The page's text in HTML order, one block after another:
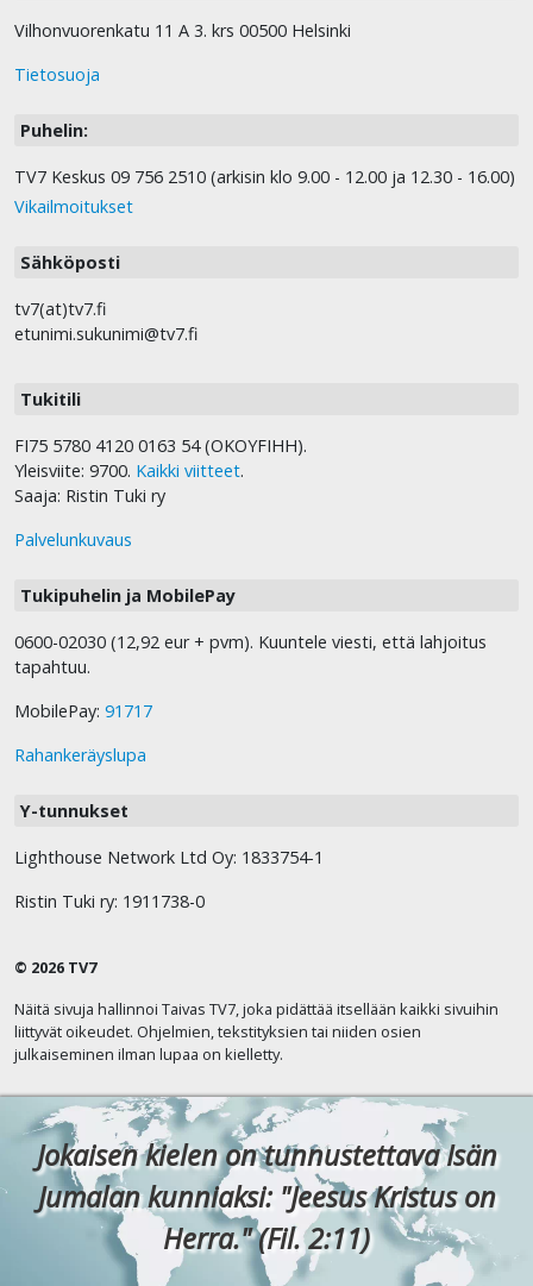
Vilhonvuorenkatu 11 A 3. krs 00500 Helsinki
Tietosuoja
Puhelin:
TV7 Keskus 09 756 2510 (arkisin klo 9.00 - 12.00 ja 12.30 - 16.00)
Vikailmoitukset
Sähköposti
tv7(at)tv7.fi
etunimi.sukunimi@tv7.fi
Tukitili
FI75 5780 4120 0163 54 (OKOYFIHH).
Yleisviite: 9700. Kaikki viitteet.
Saaja: Ristin Tuki ry
Palvelunkuvaus
Tukipuhelin ja MobilePay
0600-02030 (12,92 eur + pvm). Kuuntele viesti, että lahjoitus
tapahtuu.
MobilePay: 91717
Rahankeräyslupa
Y-tunnukset
Lighthouse Network Ltd Oy: 1833754-1
Ristin Tuki ry: 1911738-0
© 2026 TV7
Näitä sivuja hallinnoi Taivas TV7, joka pidättää itsellään kaikki sivuihin
liittyvät oikeudet. Ohjelmien, tekstityksien tai niiden osien
julkaiseminen ilman lupaa on kielletty.
Jokaisen kielen on tunnustettava Isän
Jumalan kunniaksi: "Jeesus Kristus on
Herra." (Fil. 2:11)